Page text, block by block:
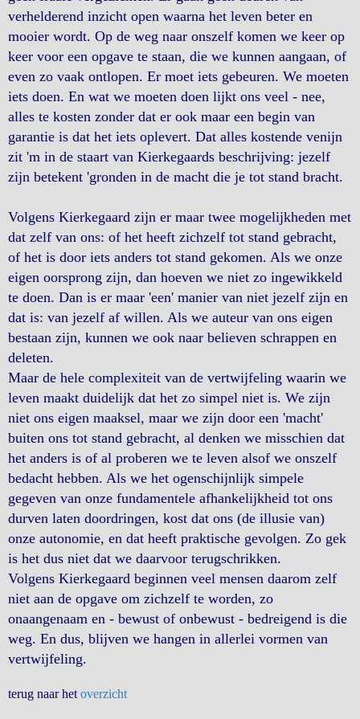
verhelderend inzicht open waarna het leven beter en
mooier wordt. Op de weg naar onszelf komen we keer op
keer voor een opgave te staan, die we kunnen aangaan, of
even zo vaak ontlopen. Er moet iets gebeuren. We moeten
iets doen. En wat we moeten doen lijkt ons veel - nee,
alles te kosten zonder dat er ook maar een begin van
garantie is dat het iets oplevert. Dat alles kostende venijn
zit 'm in de staart van Kierkegaards beschrijving: jezelf
zijn betekent 'gronden in de macht die je tot stand bracht.
Volgens Kierkegaard zijn er maar twee mogelijkheden met
dat zelf van ons: of het heeft zichzelf tot stand gebracht,
of het is door iets anders tot stand gekomen. Als we onze
eigen oorsprong zijn, dan hoeven we niet zo ingewikkeld
te doen. Dan is er maar 'een' manier van niet jezelf zijn en
dat is: van jezelf af willen. Als we auteur van ons eigen
bestaan zijn, kunnen we ook naar believen schrappen en
deleten.
Maar de hele complexiteit van de vertwijfeling waarin we
leven maakt duidelijk dat het zo simpel niet is. We zijn
niet ons eigen maaksel, maar we zijn door een 'macht'
buiten ons tot stand gebracht, al denken we misschien dat
het anders is of al proberen we te leven alsof we onszelf
bedacht hebben. Als we het ogenschijnlijk simpele
gegeven van onze fundamentele afhankelijkheid tot ons
durven laten doordringen, kost dat ons (de illusie van)
onze autonomie, en dat heeft praktische gevolgen. Zo gek
is het dus niet dat we daarvoor terugschrikken.
Volgens Kierkegaard beginnen veel mensen daarom zelf
niet aan de opgave om zichzelf te worden, zo
onaangenaam en - bewust of onbewust - bedreigend is die
weg. En dus, blijven we hangen in allerlei vormen van
vertwijfeling.
terug naar het overzicht